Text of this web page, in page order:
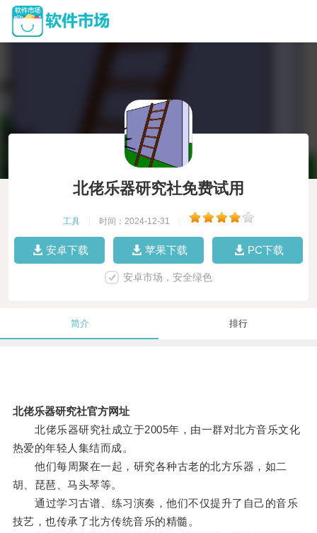
北佬乐器研究社免费试用
工具 时间：2024-12-31
安卓下载 苹果下载 PC下载
安卓市场，安全绿色
简介 排行
北佬乐器研究社官方网址
北佬乐器研究社成立于2005年，由一群对北方音乐文化
热爱的年轻人集结而成。
他们每周聚在一起，研究各种古老的北方乐器，如二
胡、琵琶、马头琴等。
通过学习古谱、练习演奏，他们不仅提升了自己的音乐
技艺，也传承了北方传统音乐的精髓。